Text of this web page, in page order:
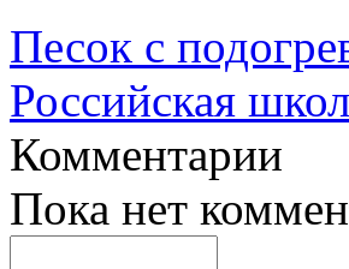
Песок с
Российская
Комментарии
Пока нет